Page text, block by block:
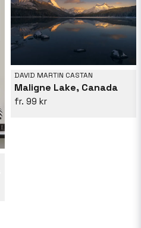
DAVID MARTIN CASTAN
Maligne Lake, Canada
99 kr